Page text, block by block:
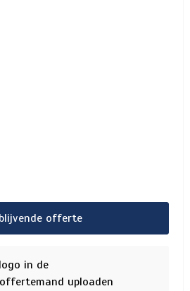
offerte
in de
uploaden